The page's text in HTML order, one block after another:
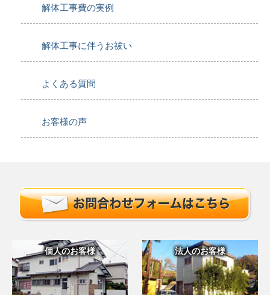
解体工事費の実例
解体工事に伴うお祓い
よくある質問
お客様の声
個人のお客様 法人のお客様